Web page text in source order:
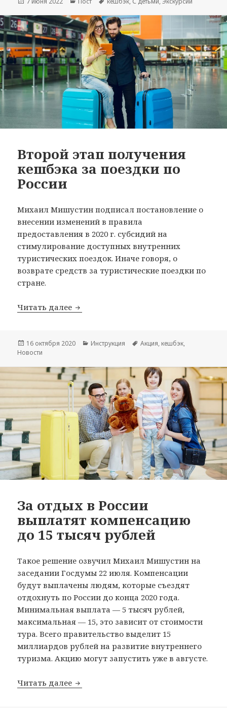
Второй этап получения
кешбэка за поездки по
России
Михаил Мишустин подписал постановление о
внесении изменений в правила
предоставления в 2020 г. субсидий на
стимулирование доступных внутренних
туристических поездок. Иначе говоря, о
возврате средств за туристические поездки по
стране.
Читать далее Второй этап получения кешбэка за
Опубликовано
16 октября 2020 Рубрики
Инструкция Метки
Акция, кешбэк,
Новости
За отдых в России
выплатят компенсацию
до 15 тысяч рублей
Такое решение озвучил Михаил Мишустин на
заседании Госдумы 22 июля. Компенсации
будут выплачены людям, которые съездят
отдохнуть по России до конца 2020 года.
Минимальная выплата — 5 тысяч рублей,
максимальная — 15, это зависит от стоимости
тура. Всего правительство выделит 15
миллиардов рублей на развитие внутреннего
туризма. Акцию могут запустить уже в августе.
Читать далее За отдых в России выплатят